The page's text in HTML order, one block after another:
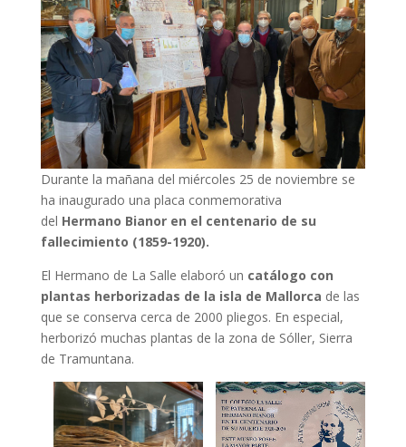
Durante la mañana del miércoles 25 de noviembre se
ha inaugurado una placa conmemorativa
del Hermano Bianor en el centenario de su
fallecimiento (1859-1920).
El Hermano de La Salle elaboró un catálogo con
plantas herborizadas de la isla de Mallorca de las
que se conserva cerca de 2000 pliegos. En especial,
herborizó muchas plantas de la zona de Sóller, Sierra
de Tramuntana.